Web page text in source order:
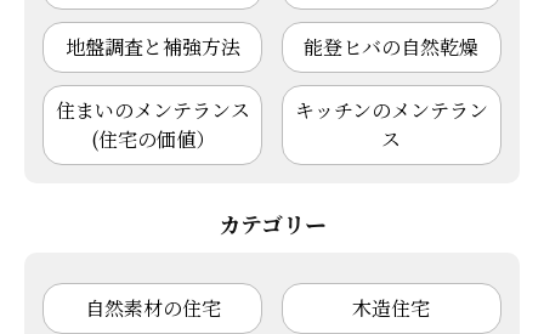
地盤調査と補強方法 能登ヒバの自然乾燥
住まいのメンテランス
(住宅の価値）
キッチンのメンテラン
ス
カテゴリー
自然素材の住宅 木造住宅